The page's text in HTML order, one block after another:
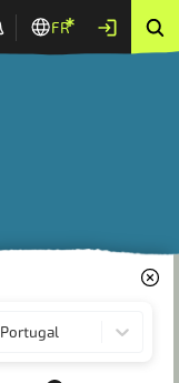
FR
Portugal